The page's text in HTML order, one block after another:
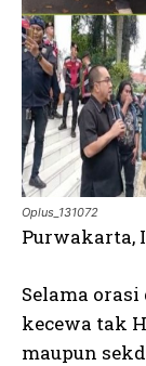
Oplus_131072
Purwakarta,
Selama
kecewa tak
maupun